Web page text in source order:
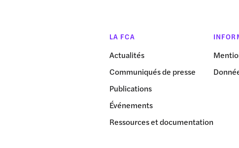
LA FCA
Actualités
Communiqués de presse
Publications
Événements
Ressources et documentation